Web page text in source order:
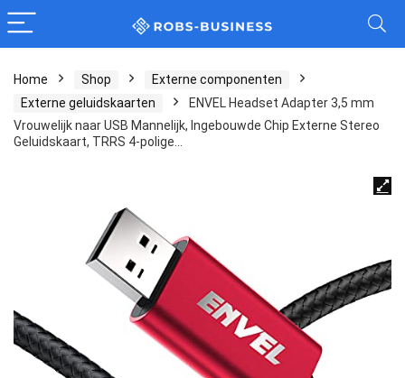
Home Shop
Externe componenten
Externe geluidskaarten
ENVEL Headset Adapter 3,5 mm
Vrouwelijk naar USB Mannelijk, Ingebouwde Chip Externe Stereo
Geluidskaart, TRRS 4-polige…